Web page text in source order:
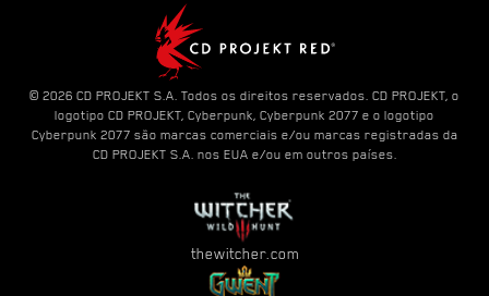
© 2026 CD PROJEKT S.A. Todos os direitos reservados. CD PROJEKT, o
logotipo CD PROJEKT, Cyberpunk, Cyberpunk 2077 e o logotipo
Cyberpunk 2077 são marcas comerciais e/ou marcas registradas da
CD PROJEKT S.A. nos EUA e/ou em outros países.
thewitcher.com